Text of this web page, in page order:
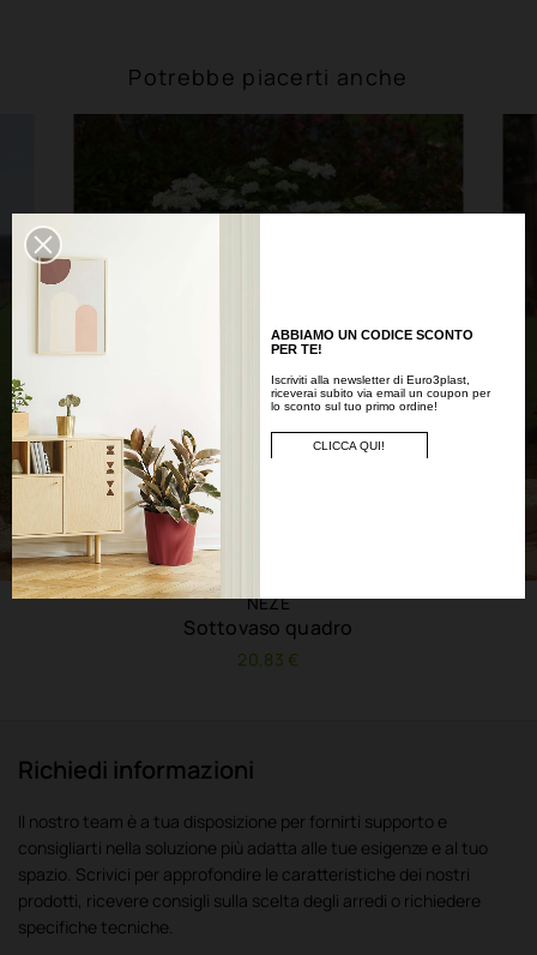
Potrebbe piacerti anche
NEZE
Sottovaso quadro
20,83 €
Richiedi informazioni
Il nostro team è a tua disposizione per fornirti supporto e
consigliarti nella soluzione più adatta alle tue esigenze e al tuo
spazio. Scrivici per approfondire le caratteristiche dei nostri
prodotti, ricevere consigli sulla scelta degli arredi o richiedere
specifiche tecniche.
ABBIAMO UN CODICE SCONTO
PER TE!
Iscriviti alla newsletter di Euro3plast,
riceverai subito via email un coupon per
lo sconto sul tuo primo ordine!
CLICCA QUI!